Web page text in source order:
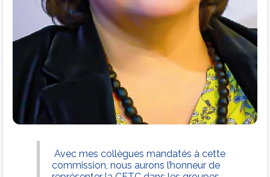
Avec mes collègues mandatés à cette
commission, nous aurons l’honneur de